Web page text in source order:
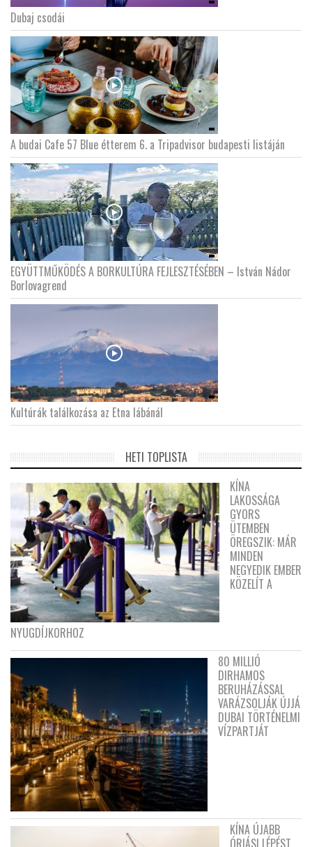
Dubaj csodái
A budai Cafe 57 Blue étterem 6. a Tripadvisor budapesti listáján
EGYÜTTMŰKÖDÉS A BORKULTÚRA FEJLESZTÉSÉBEN – István Nádor
Borlovagrend
Kultúrák találkozása az Etna lábánál
HETI TOPLISTA
KÍNA
LAKOSSÁGA
GYORS
ÜTEMBEN
ÖREGSZIK: MÁR
MINDEN
NEGYEDIK EMBER
KÖZELÍT A
NYUGDÍJKORHOZ
80 MILLIÓ
DIRHAMOS
BERUHÁZÁSSAL
VARÁZSOLJÁK ÚJJÁ
DUBAI TÖRTÉNELMI
VÍZPARTJÁT
KÍNA ÚJABB
ÓRIÁSI LÉPÉST